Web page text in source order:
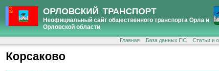
ОРЛОВСКИЙ ТРАНСПОРТ
Неофициальный сайт общественного транспорта Орла и
Орловской области
Главная База данных ПС Статьи и
Корсаково